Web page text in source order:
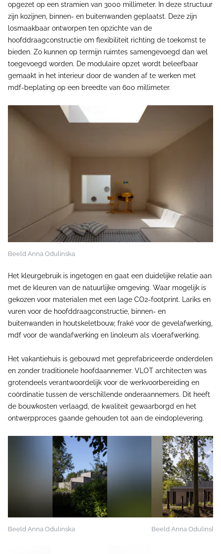
opgezet op een stramien van 3000 millimeter. In deze structuur
zijn kozijnen, binnen- en buitenwanden geplaatst. Deze zijn
losmaakbaar ontworpen ten opzichte van de
hoofddraagconstructie om flexibiliteit richting de toekomst te
bieden. Zo kunnen op termijn ruimtes samengevoegd dan wel
toegevoegd worden. De modulaire opzet wordt beleefbaar
gemaakt in het interieur door de wanden af te werken met
mdf-beplating op een breedte van 600 millimeter.
Beeld Anna Odulinska
Het kleurgebruik is ingetogen en gaat een duidelijke relatie aan
met de kleuren van de natuurlijke omgeving. Waar mogelijk is
gekozen voor materialen met een lage CO2-footprint. Lariks en
vuren voor de hoofddraagconstructie, binnen- en
buitenwanden in houtskeletbouw, fraké voor de gevelafwerking,
mdf voor de wandafwerking en linoleum als vloerafwerking.
Het vakantiehuis is gebouwd met geprefabriceerde onderdelen
en zonder traditionele hoofdaannemer. VLOT architecten was
grotendeels verantwoordelijk voor de werkvoorbereiding en
coördinatie tussen de verschillende onderaannemers. Dit heeft
de bouwkosten verlaagd, de kwaliteit gewaarborgd en het
ontwerpproces gaande gehouden tot aan de eindoplevering.
Beeld Anna Odulinska Beeld Anna Odulinska